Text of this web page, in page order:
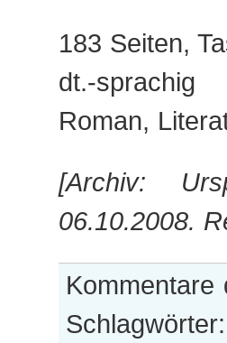
183 Seiten,
dt.-sprachig
Roman,
[Archiv:
06.10.2008.
Kommentare